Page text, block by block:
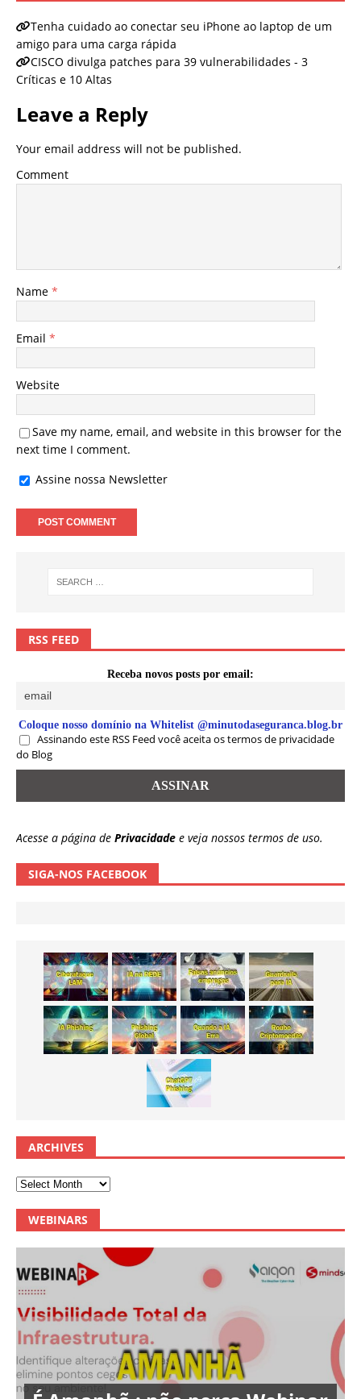
Tenha cuidado ao conectar seu iPhone ao laptop de um
amigo para uma carga rápida
CISCO divulga patches para 39 vulnerabilidades - 3
Críticas e 10 Altas
Leave a Reply
Your email address will not be published.
Comment
Name *
Email *
Website
Save my name, email, and website in this browser for the
next time I comment.
Assine nossa Newsletter
RSS FEED
Receba novos posts por email:
Coloque nosso domínio na Whitelist @minutodaseguranca.blog.br
Assinando este RSS Feed você aceita os termos de privacidade
do Blog
Acesse a página de Privacidade e veja nossos termos de uso.
SIGA-NOS FACEBOOK
ARCHIVES
WEBINARS